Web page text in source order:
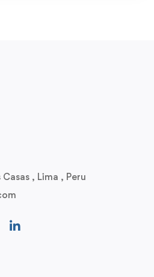
, Lima , Peru